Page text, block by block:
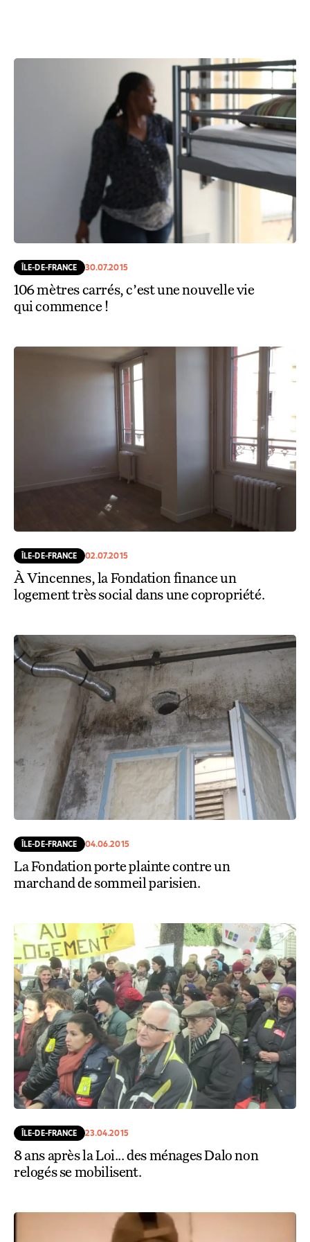
ÎLE-DE-FRANCE 30.07.2015
106 mètres carrés, c’est une nouvelle vie
qui commence !
ÎLE-DE-FRANCE 02.07.2015
À Vincennes, la Fondation finance un
logement très social dans une copropriété.
ÎLE-DE-FRANCE 04.06.2015
La Fondation porte plainte contre un
marchand de sommeil parisien.
ÎLE-DE-FRANCE 23.04.2015
8 ans après la Loi... des ménages Dalo non
relogés se mobilisent.